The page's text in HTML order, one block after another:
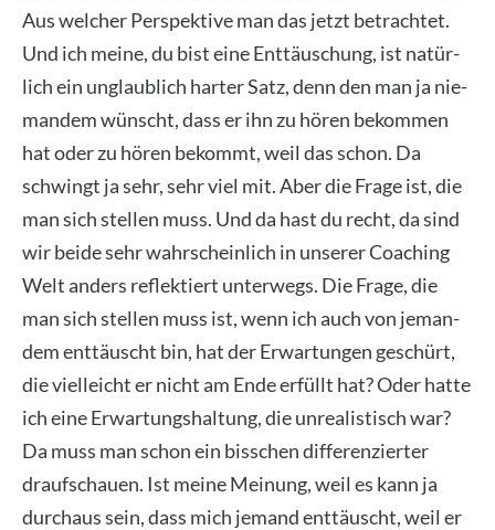
Aus wel­cher Per­spek­ti­ve man das jetzt betrach­tet.
Und ich mei­ne, du bist eine Ent­täu­schung, ist natür­
lich ein unglaub­lich har­ter Satz, denn den man ja nie­
man­dem wünscht, dass er ihn zu hören bekom­men
hat oder zu hören bekommt, weil das schon. Da
schwingt ja sehr, sehr viel mit. Aber die Fra­ge ist, die
man sich stel­len muss. Und da hast du recht, da sind
wir bei­de sehr wahr­schein­lich in unse­rer Coa­ching
Welt anders reflek­tiert unter­wegs. Die Fra­ge, die
man sich stel­len muss ist, wenn ich auch von jeman­
dem ent­täuscht bin, hat der Erwar­tun­gen geschürt,
die viel­leicht er nicht am Ende erfüllt hat? Oder hat­te
ich eine Erwar­tungs­hal­tung, die unrea­lis­tisch war?
Da muss man schon ein biss­chen dif­fe­ren­zier­ter
drauf­schau­en. Ist mei­ne Mei­nung, weil es kann ja
durch­aus sein, dass mich jemand ent­täuscht, weil er